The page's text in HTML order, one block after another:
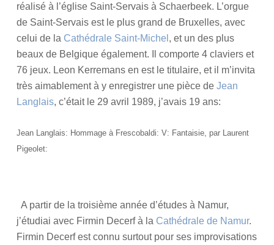
réalisé à l’église Saint-Servais à Schaerbeek. L’orgue
de Saint-Servais est le plus grand de Bruxelles, avec
celui de la Cathédrale Saint-Michel , et un des plus
beaux de Belgique également. Il comporte 4 claviers et
76 jeux. Leon Kerremans en est le titulaire, et il m’invita
très aimablement à y enregistrer une pièce de Jean
Langlais, c’était le 29 avril 1989, j’avais 19 ans:
Jean Langlais: Hommage à Frescobaldi: V: Fantaisie, par Laurent
Pigeolet:
A partir de la troisième année d’études à Namur,
j’étudiai avec Firmin Decerf à la Cathédrale de Namur.
Firmin Decerf est connu surtout pour ses improvisations